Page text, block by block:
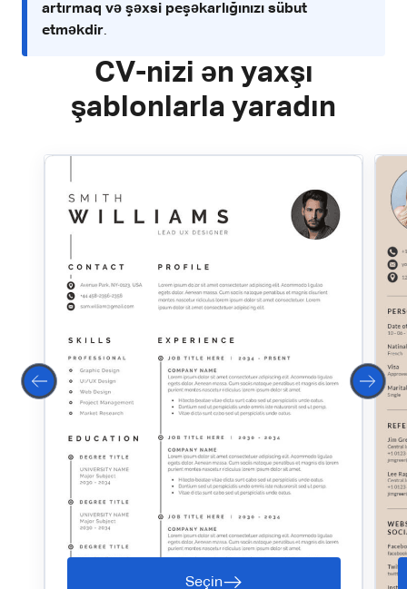
artırmaq və şəxsi peşəkarlığınızı sübut
etməkdir.
CV-nizi ən yaxşı
şablonlarla yaradın
Seçin